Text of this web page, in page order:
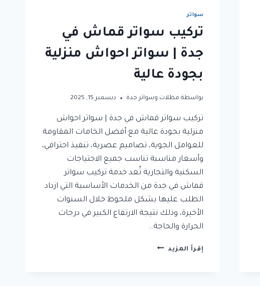
سواتر
تركيب سواتر قماش في
جدة | سواتر احواش منزلية
بجودة عالية
بواسطة مظلات وسواتر جدة ديسمبر 15, 2025
تركيب سواتر قماش في جدة | سواتر احواش
منزلية بجودة عالية مع أفضل الخامات المقاومة
للعوامل الجوية، تصاميم عصرية، تنفيذ احترافي،
وأسعار مناسبة تناسب جميع الاحتياجات
السكنية والتجارية تُعد خدمة تركيب سواتر
قماش في جدة من الخدمات الأساسية التي ازداد
الطلب عليها بشكل ملحوظ خلال السنوات
الأخيرة، وذلك نتيجة الارتفاع الكبير في درجات
الحرارة والحاجة…
إقرأ المزيد تركيب